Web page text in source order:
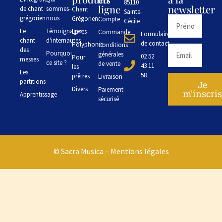
de chant
grégorien
Le
chant
des
messes
Les
partitions
Apprentissage
sommes-
nous
Témoignages
d'internautes
Pourquoi
ce site ?
Chant
Grégorien
Livres
Polyphonie
Pour
les
prêtres
Divers
ligne
Compte
Commande
Conditions
générales
de vente
Livraison
Paiement
sécurisé
85110
Sainte-
Cécile
Formulaire
de contact
02 52
43 11
58
newsletter
Je
m'inscris
© Sacra Musica – Mentions légales